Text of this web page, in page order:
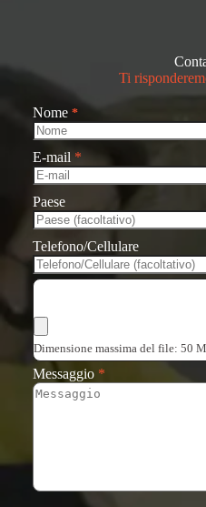
Ti
Nome *
E-mail *
Paese
Telefono/Cellulare
Dimensione massima del file: 50
Messaggio *